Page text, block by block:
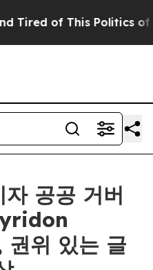
of This Politics of
공공 거버
위 있는 글